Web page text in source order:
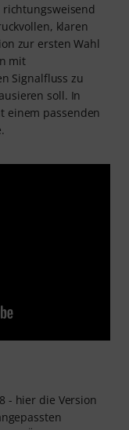
klaren
zur ersten Wahl
mit
Signalfluss zu
soll. In
einem passenden
- hier die Version